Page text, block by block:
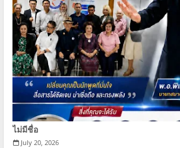
ไม่มีชื่อ
July 20, 2026